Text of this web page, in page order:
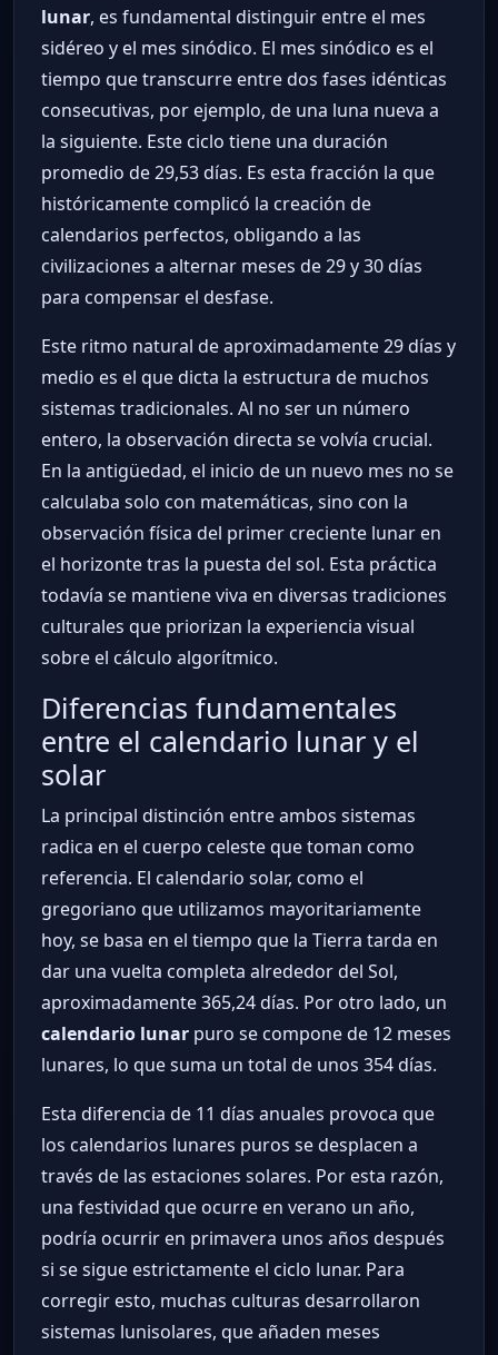
lunar, es fundamental distinguir entre el mes
sidéreo y el mes sinódico. El mes sinódico es el
tiempo que transcurre entre dos fases idénticas
consecutivas, por ejemplo, de una luna nueva a
la siguiente. Este ciclo tiene una duración
promedio de 29,53 días. Es esta fracción la que
históricamente complicó la creación de
calendarios perfectos, obligando a las
civilizaciones a alternar meses de 29 y 30 días
para compensar el desfase.
Este ritmo natural de aproximadamente 29 días y
medio es el que dicta la estructura de muchos
sistemas tradicionales. Al no ser un número
entero, la observación directa se volvía crucial.
En la antigüedad, el inicio de un nuevo mes no se
calculaba solo con matemáticas, sino con la
observación física del primer creciente lunar en
el horizonte tras la puesta del sol. Esta práctica
todavía se mantiene viva en diversas tradiciones
culturales que priorizan la experiencia visual
sobre el cálculo algorítmico.
Diferencias fundamentales
entre el calendario lunar y el
solar
La principal distinción entre ambos sistemas
radica en el cuerpo celeste que toman como
referencia. El calendario solar, como el
gregoriano que utilizamos mayoritariamente
hoy, se basa en el tiempo que la Tierra tarda en
dar una vuelta completa alrededor del Sol,
aproximadamente 365,24 días. Por otro lado, un
calendario lunar puro se compone de 12 meses
lunares, lo que suma un total de unos 354 días.
Esta diferencia de 11 días anuales provoca que
los calendarios lunares puros se desplacen a
través de las estaciones solares. Por esta razón,
una festividad que ocurre en verano un año,
podría ocurrir en primavera unos años después
si se sigue estrictamente el ciclo lunar. Para
corregir esto, muchas culturas desarrollaron
sistemas lunisolares, que añaden meses